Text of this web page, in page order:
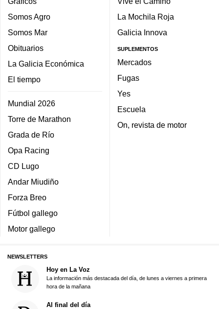
Somos Agro
Somos Mar
Obituarios
La Galicia Económica
El tiempo
Mundial 2026
Torre de Marathon
Grada de Río
Opa Racing
CD Lugo
Andar Miudiño
Forza Breo
Fútbol gallego
Motor gallego
La Mochila Roja
Galicia Innova
SUPLEMENTOS
Mercados
Fugas
Yes
Escuela
On, revista de motor
NEWSLETTERS
Hoy en La Voz
La información más destacada del día, de lunes a viernes a primera
hora de la mañana
Al final del día